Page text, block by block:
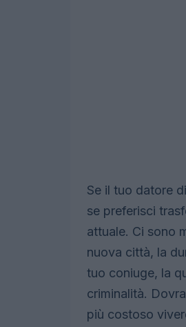
Se il tuo datore
se preferisci
attuale. Ci sono
nuova città, la
tuo coniuge, la
criminalità.
più costoso